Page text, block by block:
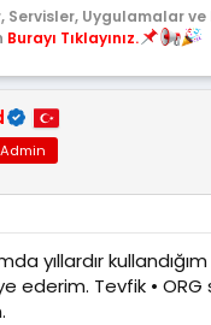
Servisler, Uygulamalar ve
Burayı Tıklayınız.
Admin
yıllardır
ederim. Tevfik •